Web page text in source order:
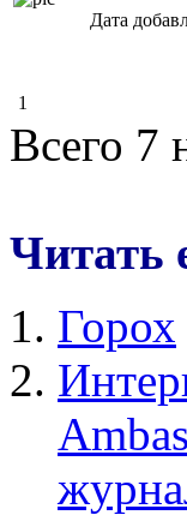
Дата
1
Всего 7
Читать
Горох